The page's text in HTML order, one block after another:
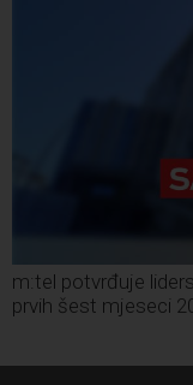
m:tel potvrđuje
prvih šest mjeseci